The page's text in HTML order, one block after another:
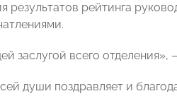
результатов рейтинга
заслугой всего отделения»,
души поздравляет и